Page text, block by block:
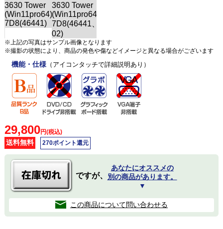
※上記の写真はサンプル画像となります
※撮影の状態により、商品の発色や傷などイメージと異なる場合がございます
機能・仕様（アイコンタッチで詳細説明あり）
29,800円(税込)
送料無料 270ポイント還元
ですが、
あなたにオススメの
別の商品があります。
▼
この商品について問い合わせる